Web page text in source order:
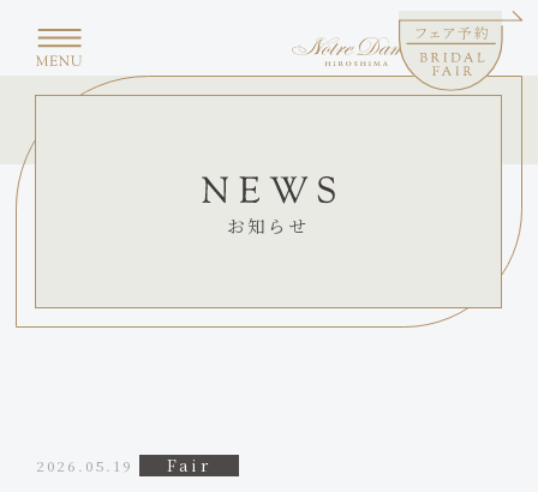
お知らせ
2026.05.19 Fair